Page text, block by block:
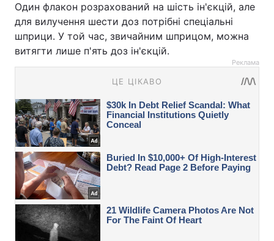
Один флакон розрахований на шість ін'єкцій, але
для вилучення шести доз потрібні спеціальні
шприци. У той час, звичайним шприцом, можна
витягти лише п'ять доз ін'єкцій.
Реклама